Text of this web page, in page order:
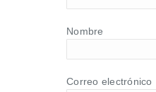
Nombre
Correo electrónico